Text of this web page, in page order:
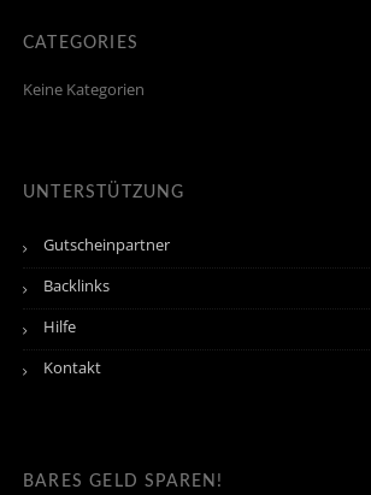
CATEGORIES
Keine Kategorien
UNTERSTÜTZUNG
Gutscheinpartner
Backlinks
Hilfe
Kontakt
BARES GELD SPAREN!